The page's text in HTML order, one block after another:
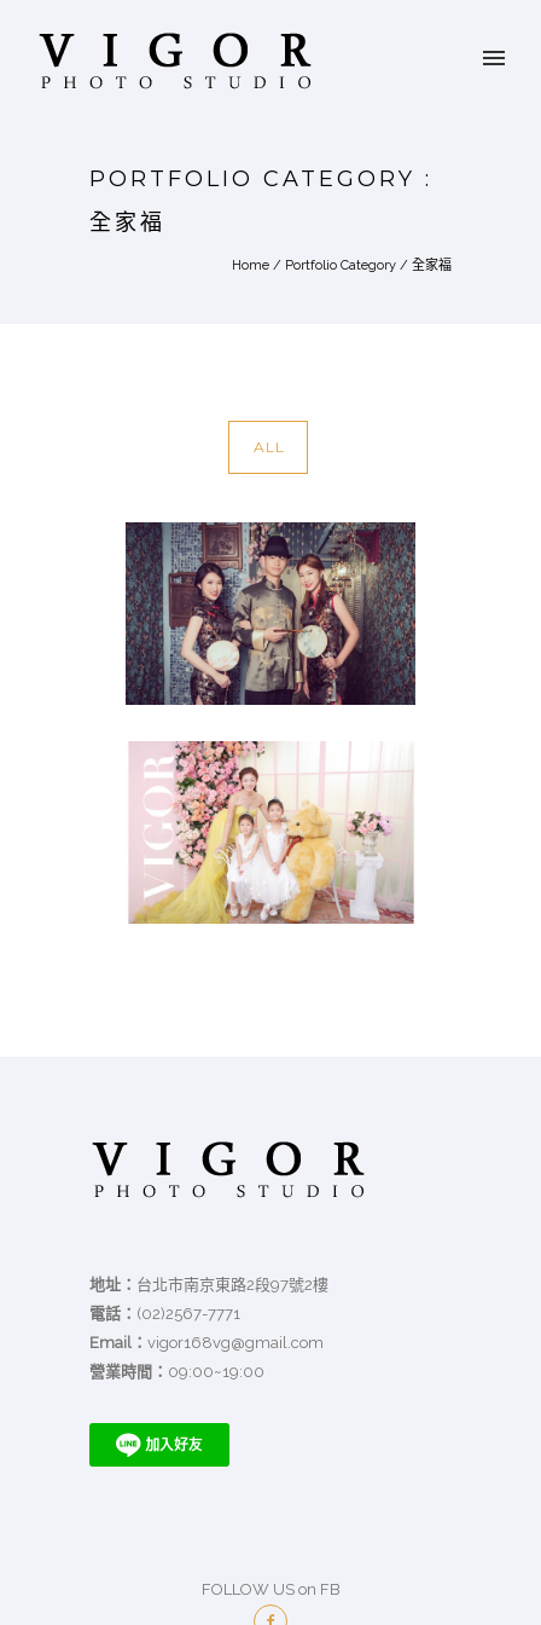
PORTFOLIO CATEGORY :
全家福
Home / Portfolio Category / 全家福
ALL
全家福
全家福
FAMILY
全家福
地址： 台北市南京東路2段97號2樓
電話： (02)2567-7771
Email： vigor168vg@gmail.com
營業時間： 09:00~19:00
FOLLOW US on FB